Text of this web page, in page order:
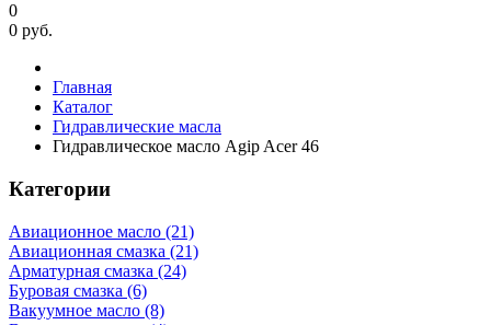
0
0 руб.
Главная
Каталог
Гидравлические масла
Гидравлическое масло Agip Acer 46
Категории
Авиационное масло (21)
Авиационная смазка (21)
Арматурная смазка (24)
Буровая смазка (6)
Вакуумное масло (8)